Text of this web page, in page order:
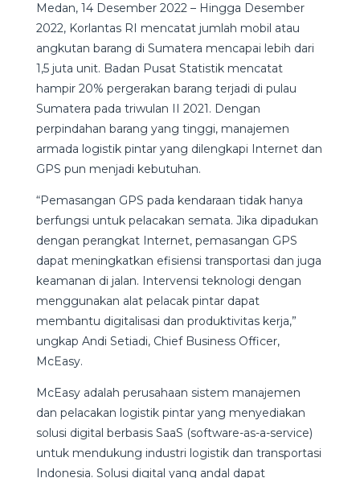
Medan, 14 Desember 2022 – Hingga Desember
2022, Korlantas RI mencatat jumlah mobil atau
angkutan barang di Sumatera mencapai lebih dari
1,5 juta unit. Badan Pusat Statistik mencatat
hampir 20% pergerakan barang terjadi di pulau
Sumatera pada triwulan II 2021. Dengan
perpindahan barang yang tinggi, manajemen
armada logistik pintar yang dilengkapi Internet dan
GPS pun menjadi kebutuhan.
“Pemasangan GPS pada kendaraan tidak hanya
berfungsi untuk pelacakan semata. Jika dipadukan
dengan perangkat Internet, pemasangan GPS
dapat meningkatkan efisiensi transportasi dan juga
keamanan di jalan. Intervensi teknologi dengan
menggunakan alat pelacak pintar dapat
membantu digitalisasi dan produktivitas kerja,”
ungkap Andi Setiadi, Chief Business Officer,
McEasy.
McEasy adalah perusahaan sistem manajemen
dan pelacakan logistik pintar yang menyediakan
solusi digital berbasis SaaS (software-as-a-service)
untuk mendukung industri logistik dan transportasi
Indonesia. Solusi digital yang andal dapat